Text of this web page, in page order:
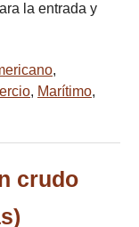
la entrada y
,
, Marítimo,
crudo